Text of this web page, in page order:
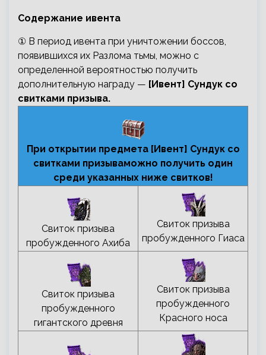
Содержание ивента
① В период ивента при уничтожении боссов,
появившихся их Разлома тьмы, можно с
определенной вероятностью получить
дополнительную награду — [Ивент] Сундук со
свитками призыва.
При открытии предмета [Ивент] Сундук со
свитками призываможно получить один
среди указанных ниже свитков!
Свиток призыва
пробужденного Ахиба
Свиток призыва
пробужденного Гиаса
Свиток призыва
пробужденного
гигантского древня
Свиток призыва
пробужденного
Красного носа